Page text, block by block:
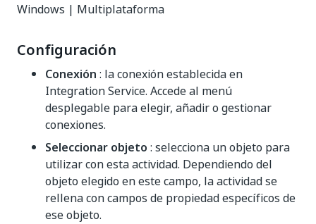
Windows | Multiplataforma
Configuración
Conexión : la conexión establecida en
Integration Service. Accede al menú
desplegable para elegir, añadir o gestionar
conexiones.
Seleccionar objeto : selecciona un objeto para
utilizar con esta actividad. Dependiendo del
objeto elegido en este campo, la actividad se
rellena con campos de propiedad específicos de
ese objeto.